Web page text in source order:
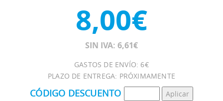
8,00€
SIN IVA: 6,61€
GASTOS DE ENVÍO: 6€
PLAZO DE ENTREGA: PRÓXIMAMENTE
CÓDIGO DESCUENTO